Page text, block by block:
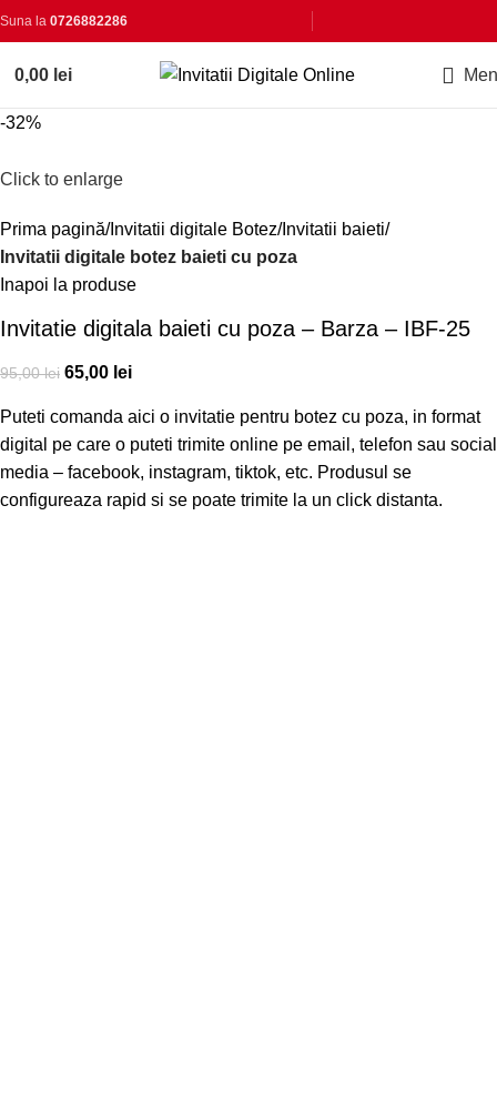
Suna la 0726882286
0,00 lei
-32%
Click to enlarge
Prima pagină Invitatii digitale Botez Invitatii baieti
Invitatii digitale botez baieti cu poza
Inapoi la produse
Invitatie digitala baieti cu poza – Barza – IBF-25
95,00lei 65,00 lei
Puteti comanda aici o invitatie pentru botez cu poza, in format
digital pe care o puteti trimite online pe email, telefon sau social
media – facebook, instagram, tiktok, etc. Produsul se
configureaza rapid si se poate trimite la un click distanta.